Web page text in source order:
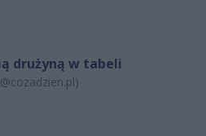
drużyną w tabeli
)